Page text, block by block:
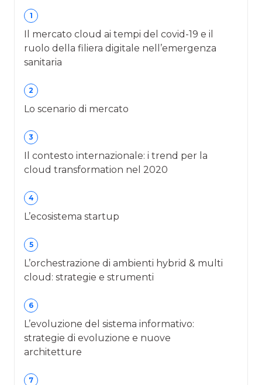
1
Il mercato cloud ai tempi del covid-19 e il
ruolo della filiera digitale nell’emergenza
sanitaria
2
Lo scenario di mercato
3
Il contesto internazionale: i trend per la
cloud transformation nel 2020
4
L’ecosistema startup
5
L’orchestrazione di ambienti hybrid & multi
cloud: strategie e strumenti
6
L’evoluzione del sistema informativo:
strategie di evoluzione e nuove
architetture
7